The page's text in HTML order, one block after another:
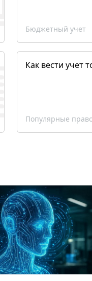
Бюджетный учет
Как вести учет
Популярные